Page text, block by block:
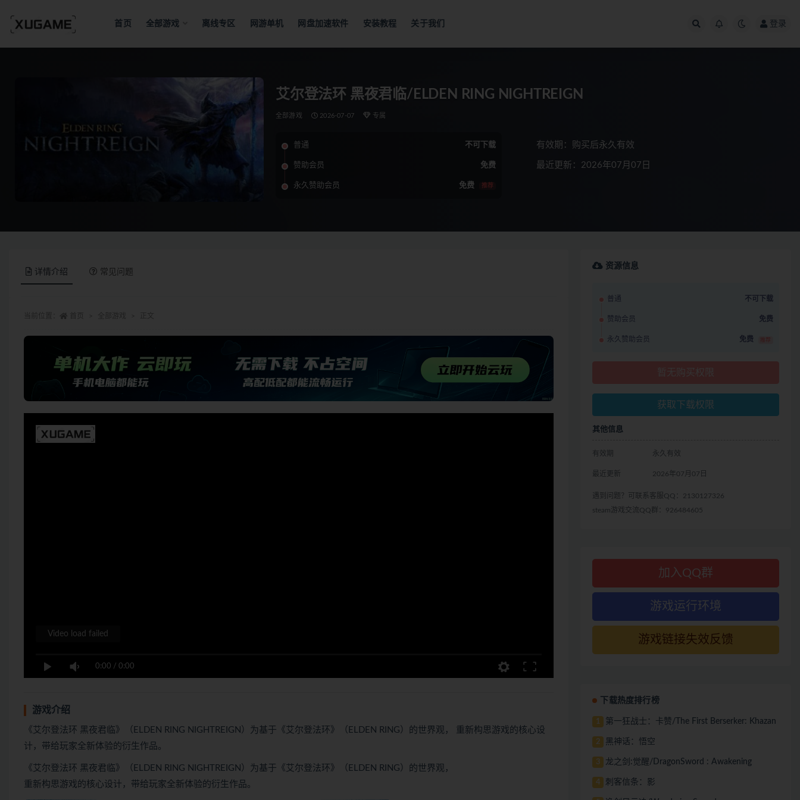
首页 全部游戏 离线专区 网游单机 网盘加速软件 安装教程 关于我们 登录
艾尔登法环 黑夜君临/ELDEN RING NIGHTREIGN
全部游戏 2026-07-07 专属
普通 不可下载
赞助会员 免费
永久赞助会员 免费 推荐
有效期：购买后永久有效
最近更新：2026年07月07日
详情介绍 常见问题
0:00 / 0:00
Video load failed
游戏介绍
《艾尔登法环 黑夜君临》（ELDEN RING NIGHTREIGN）为基于《艾尔登法环》（ELDEN RING）的世界观， 重新构思游戏的核心设
计，带给玩家全新体验的衍生作品。
《艾尔登法环 黑夜君临》（ELDEN RING NIGHTREIGN）为基于《艾尔登法环》（ELDEN RING）的世界观，
重新构思游戏的核心设计，带给玩家全新体验的衍生作品。
资源信息
普通 不可下载
赞助会员 免费
永久赞助会员 免费 推荐
获取下载权限
其他信息
有效期 永久有效
最近更新 2026年07月07日
遇到问题？可联系客服QQ：2130127326
steam游戏交流QQ群：926484605
加入QQ群
游戏运行环境
游戏链接失效反馈
下载热度排行榜
1 第一狂战士：卡赞/The First Berserker: Khazan
2 黑神话：悟空
3 龙之剑:觉醒/DragonSword : Awakening
4 刺客信条：影